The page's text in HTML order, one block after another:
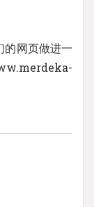
的网页做进一